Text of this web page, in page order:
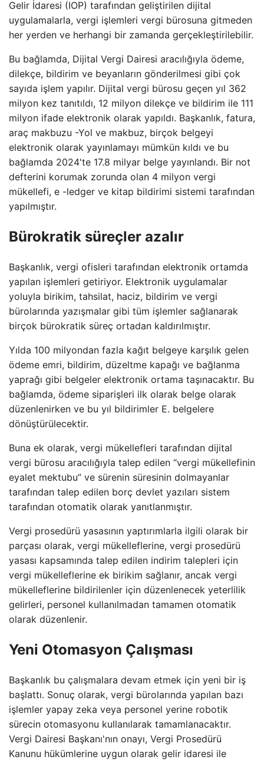
Gelir İdaresi (IOP) tarafından geliştirilen dijital
uygulamalarla, vergi işlemleri vergi bürosuna gitmeden
her yerden ve herhangi bir zamanda gerçekleştirilebilir.
Bu bağlamda, Dijital Vergi Dairesi aracılığıyla ödeme,
dilekçe, bildirim ve beyanların gönderilmesi gibi çok
sayıda işlem yapılır. Dijital vergi bürosu geçen yıl 362
milyon kez tanıtıldı, 12 milyon dilekçe ve bildirim ile 111
milyon ifade elektronik olarak yapıldı. Başkanlık, fatura,
araç makbuzu -Yol ve makbuz, birçok belgeyi
elektronik olarak yayınlamayı mümkün kıldı ve bu
bağlamda 2024'te 17.8 milyar belge yayınlandı. Bir not
defterini korumak zorunda olan 4 milyon vergi
mükellefi, e -ledger ve kitap bildirimi sistemi tarafından
yapılmıştır.
Bürokratik süreçler azalır
Başkanlık, vergi ofisleri tarafından elektronik ortamda
yapılan işlemleri getiriyor. Elektronik uygulamalar
yoluyla birikim, tahsilat, haciz, bildirim ve vergi
bürolarında yazışmalar gibi tüm işlemler sağlanarak
birçok bürokratik süreç ortadan kaldırılmıştır.
Yılda 100 milyondan fazla kağıt belgeye karşılık gelen
ödeme emri, bildirim, düzeltme kapağı ve bağlanma
yaprağı gibi belgeler elektronik ortama taşınacaktır. Bu
bağlamda, ödeme siparişleri ilk olarak belge olarak
düzenlenirken ve bu yıl bildirimler E. belgelere
dönüştürülecektir.
Buna ek olarak, vergi mükellefleri tarafından dijital
vergi bürosu aracılığıyla talep edilen “vergi mükellefinin
eyalet mektubu” ve sürenin süresinin dolmayanlar
tarafından talep edilen borç devlet yazıları sistem
tarafından otomatik olarak yanıtlanmıştır.
Vergi prosedürü yasasının yaptırımlarla ilgili olarak bir
parçası olarak, vergi mükelleflerine, vergi prosedürü
yasası kapsamında talep edilen indirim talepleri için
vergi mükelleflerine ek birikim sağlanır, ancak vergi
mükelleflerine bildirilenler için düzenlenecek yeterlilik
gelirleri, personel kullanılmadan tamamen otomatik
olarak düzenlenir.
Yeni Otomasyon Çalışması
Başkanlık bu çalışmalara devam etmek için yeni bir iş
başlattı. Sonuç olarak, vergi bürolarında yapılan bazı
işlemler yapay zeka veya personel yerine robotik
sürecin otomasyonu kullanılarak tamamlanacaktır.
Vergi Dairesi Başkanı'nın onayı, Vergi Prosedürü
Kanunu hükümlerine uygun olarak gelir idaresi ile